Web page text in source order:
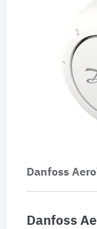
Danfoss
Danfoss